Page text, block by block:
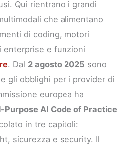
Qui rientrano i grandi
che alimentano
di coding, motori
enterprise e funzioni
. Dal 2 agosto 2025 sono
gli obblighi per i provider di
europea ha
Purpose AI Code of Practice
in tre capitoli:
sicurezza e security. Il